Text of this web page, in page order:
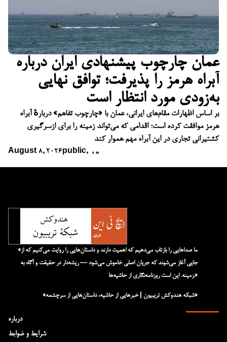
عمان چارچوب پیشنهادی ایران درباره
آبراه هرمز را پذیرفت؛ توافق نهایی
به‌زودی مورد انتظار است
بر اساس اظهارات مقام‌های ایرانی، عمان با «چارچوب تفاهم» دربارهٔ آبراه
هرمز موافقت کرده است؛ اقدامی که می‌تواند زمینه را برای ازسرگیری
کشتیرانی تجاری در این آبراه مهم هموار کند
August 8, 2026 public, ,,,
درباره
شرایط و ضوابط
«ما صداهایی را بازتاب می‌دهیم که اهمیت دارند و داستان‌هایی را روایت می‌کنیم که از
جایی آغاز می‌شوند که جریان اصلی خاموش می‌شود — ریشه‌دار در حقیقت و آگاه به
زمینه. این است روزنامه‌نگاری از حاشیه‌ها.»
«شبکه هند‌و‌کش تریبیون | خبرهایی از حاشیه، داستان‌هایی از سرچشمه»